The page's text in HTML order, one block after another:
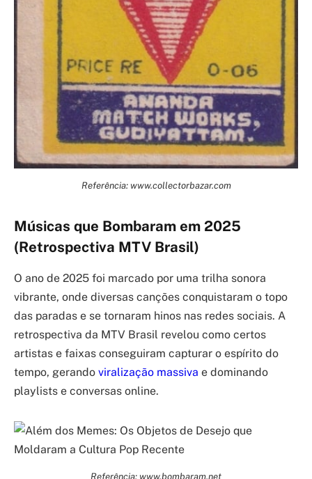
Referência: www.collectorbazar.com
Músicas que Bombaram em 2025
(Retrospectiva MTV Brasil)
O ano de 2025 foi marcado por uma trilha sonora
vibrante, onde diversas canções conquistaram o topo
das paradas e se tornaram hinos nas redes sociais. A
retrospectiva da MTV Brasil revelou como certos
artistas e faixas conseguiram capturar o espírito do
tempo, gerando viralização massiva e dominando
playlists e conversas online.
Referência: www.bombaram.net